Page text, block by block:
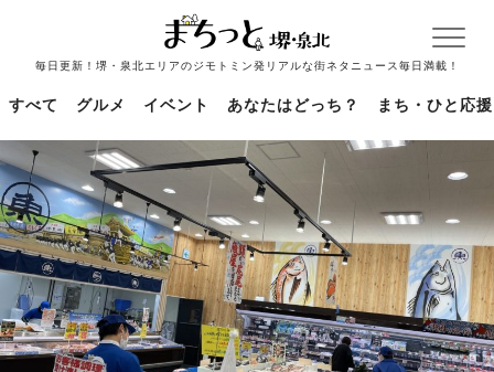
毎日更新！堺・泉北エリアのジモトミン発リアルな街ネタニュース毎日満載！
すべて グルメ イベント あなたはどっち？ まち・ひと応援